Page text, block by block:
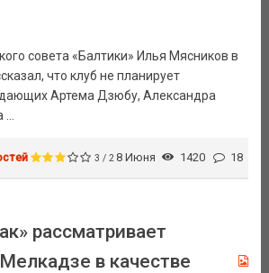
совета «Балтики» Илья Мясников в
что клуб не планирует
Артема Дзюбу, Александра
3 / 2 8 Июня 1420 18
рассматривает
в качестве